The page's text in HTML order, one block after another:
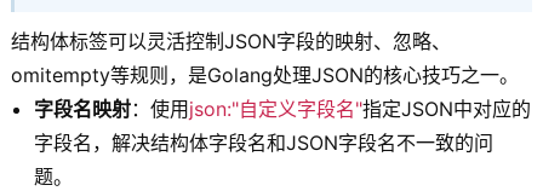
结构体标签可以灵活控制JSON字段的映射、忽略、
omitempty等规则，是Golang处理JSON的核心技巧之一。
字段名映射：使用 json:"自定义字段名"指定JSON中对应的
字段名，解决结构体字段名和JSON字段名不一致的问
题。